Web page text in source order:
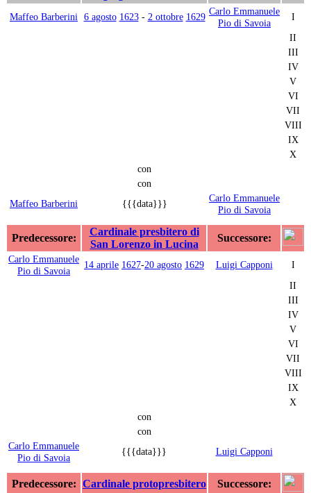
Maffeo Barberini 6 agosto 1623- 2 ottobre 1629 Carlo Emmanuele
Pio di Savoia
I
II
III
IV
V
VI
VII
VIII
IX
X
con
con
Maffeo Barberini
{{{data}}}
Carlo Emmanuele
Pio di Savoia
Predecessore:
Cardinale presbitero di
San Lorenzo in Lucina
Successore:
Carlo Emmanuele
Pio di Savoia
14 aprile 1627-20 agosto 1629 Luigi Capponi
I
II
III
IV
V
VI
VII
VIII
IX
X
con
con
Carlo Emmanuele
Pio di Savoia
{{{data}}} Luigi Capponi
Predecessore: Cardinale protopresbitero Successore: